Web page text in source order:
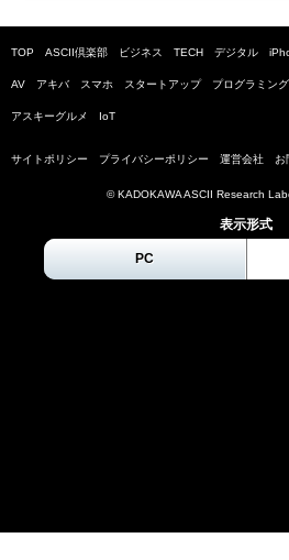
TOP ASCII倶楽部 ビジネス TECH デジタル
AV アキバ スマホ スタートアップ プログラミン
アスキーグルメ IoT
サイトポリシー プライバシーポリシー 運営会社 お
© KADOKAWA ASCII Research
表示形式
PC